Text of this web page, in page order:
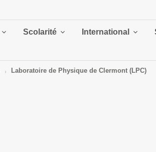
Scolarité International
Laboratoire de Physique de Clermont (LPC)